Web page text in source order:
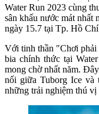
Water Run 2023 cùng
sân khấu nước mát nhất
ngày 15.7 tại Tp. Hồ
Với tinh thần "Chơi phải
bia chính thức tại
mong chờ nhất năm.
nối giữa Tuborg Ice và
những trải nghiệm thú vị